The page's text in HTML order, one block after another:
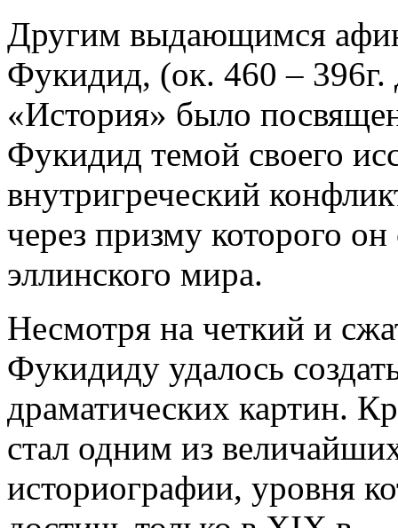
Другим выдающимся
Фукидид, (ок. 460 – 396г.
«История» было
Фукидид темой своего
внутригреческий
через призму которого
эллинского мира.
Несмотря на четкий и
Фукидиду удалось
драматических картин.
стал одним из
историографии, уровня